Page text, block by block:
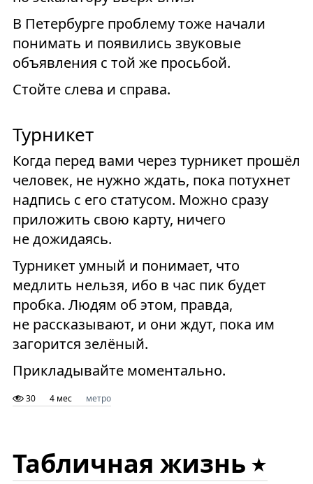
В Петербурге проблему тоже начали
понимать и появились звуковые
объявления с той же просьбой.
Стойте слева и справа.
Турникет
Когда перед вами через турникет прошёл
человек, не нужно ждать, пока потухнет
надпись с его статусом. Можно сразу
приложить свою карту, ничего
не дожидаясь.
Турникет умный и понимает, что
медлить нельзя, ибо в час пик будет
пробка. Людям об этом, правда,
не рассказывают, и они ждут, пока им
загорится зелёный.
Прикладывайте моментально.
30 4 мес метро
Табличная жизнь